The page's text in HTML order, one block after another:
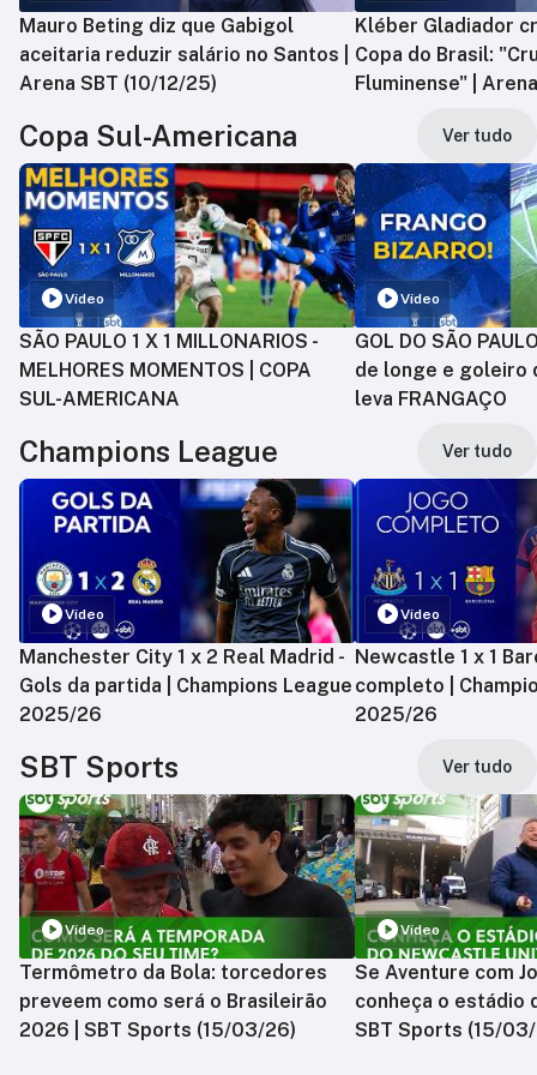
Mauro Beting diz que Gabigol
aceitaria reduzir salário no Santos |
Arena SBT (10/12/25)
Kléber Gladiador
Copa do Brasil:
Fluminense" |
Copa Sul-Americana Ver tudo
Vídeo
SÃO PAULO 1 X 1 MILLONARIOS -
MELHORES MOMENTOS | COPA
SUL-AMERICANA
Vídeo
GOL DO SÃO
de longe e goleiro
leva FRANGAÇO
Champions League Ver tudo
Vídeo
Manchester City 1 x 2 Real Madrid -
Gols da partida | Champions League
2025/26
Vídeo
Newcastle 1 x 1
completo |
2025/26
SBT Sports Ver tudo
Vídeo
Termômetro da Bola: torcedores
preveem como será o Brasileirão
2026 | SBT Sports (15/03/26)
Vídeo
Se Aventure com
conheça o estádio
SBT Sports (15/